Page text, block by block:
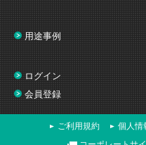
用途事例
ログイン
会員登録
ご利用規約 個人情